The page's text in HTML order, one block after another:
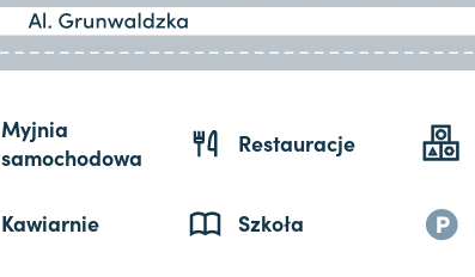
Myjnia
samochodowa
Restauracje
Kawiarnie Szkoła